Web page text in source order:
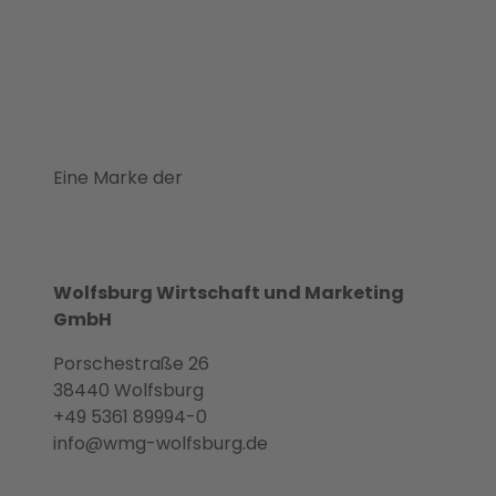
Eine Marke der
Wolfsburg Wirtschaft und Marketing
GmbH
Porschestraße 26
38440 Wolfsburg
+49 5361 89994-0
info@wmg-wolfsburg.de